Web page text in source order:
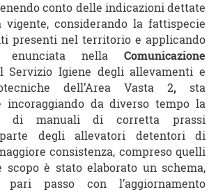
conto delle indicazioni dettate
vigente, considerando la fattispecie
presenti nel territorio e applicando
enunciata nella Comunicazione
l Servizio Igiene degli allevamenti e
dell’Area Vasta 2, sta
incoraggiando da diverso tempo la
di manuali di corretta prassi
degli allevatori detentori di
consistenza, compreso quelli
è stato elaborato un schema,
passo con l’aggiornamento